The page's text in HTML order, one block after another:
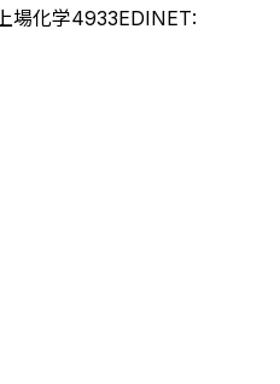
上場化学4933EDINET: